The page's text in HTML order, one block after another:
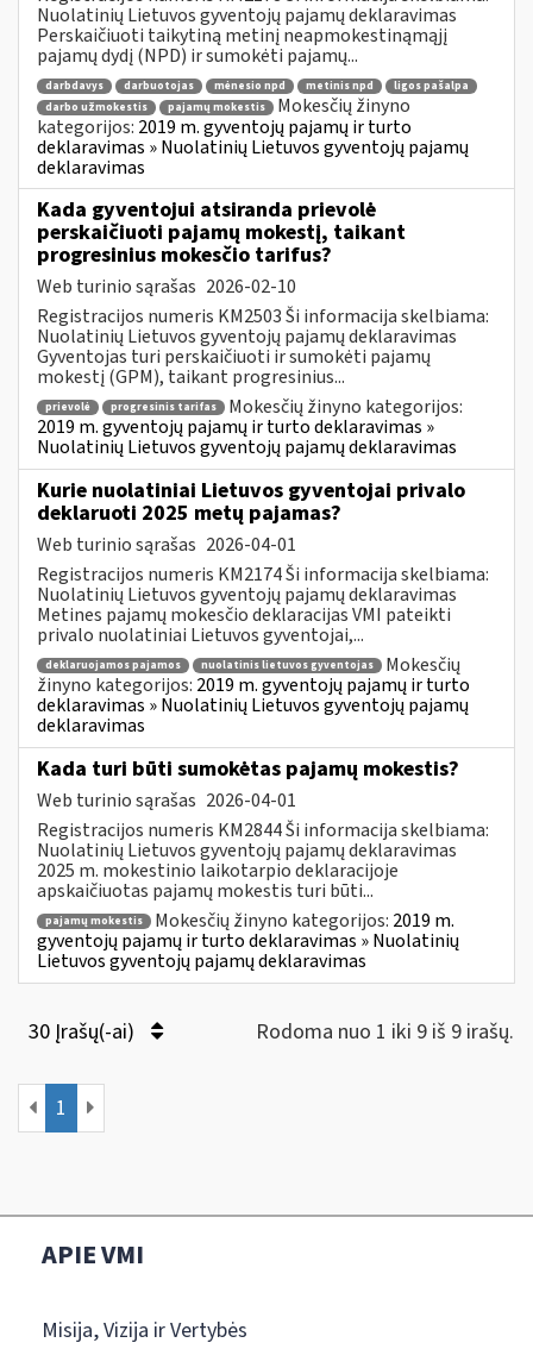
Nuolatinių Lietuvos gyventojų pajamų deklaravimas
Perskaičiuoti taikytiną metinį neapmokestinąmąjį
pajamų dydį (NPD) ir sumokėti pajamų...
darbdavys darbuotojas mėnesio npd metinis npd
ligos pašalpa
darbo užmokestis
pajamų mokestis
Mokesčių žinyno
kategorijos: 2019 m. gyventojų pajamų ir turto
deklaravimas » Nuolatinių Lietuvos gyventojų pajamų
deklaravimas
Kada gyventojui atsiranda prievolė
perskaičiuoti pajamų mokestį, taikant
progresinius mokesčio tarifus?
Web turinio sąrašas 2026-02-10
Registracijos numeris KM2503 Ši informacija skelbiama:
Nuolatinių Lietuvos gyventojų pajamų deklaravimas
Gyventojas turi perskaičiuoti ir sumokėti pajamų
mokestį (GPM), taikant progresinius...
prievolė progresinis tarifas
Mokesčių žinyno kategorijos:
2019 m. gyventojų pajamų ir turto deklaravimas »
Nuolatinių Lietuvos gyventojų pajamų deklaravimas
Kurie nuolatiniai Lietuvos gyventojai privalo
deklaruoti 2025 metų pajamas?
Web turinio sąrašas 2026-04-01
Registracijos numeris KM2174 Ši informacija skelbiama:
Nuolatinių Lietuvos gyventojų pajamų deklaravimas
Metines pajamų mokesčio deklaracijas VMI pateikti
privalo nuolatiniai Lietuvos gyventojai,...
deklaruojamos pajamos nuolatinis lietuvos gyventojas
Mokesčių
žinyno kategorijos: 2019 m. gyventojų pajamų ir turto
deklaravimas » Nuolatinių Lietuvos gyventojų pajamų
deklaravimas
Kada turi būti sumokėtas pajamų mokestis?
Web turinio sąrašas 2026-04-01
Registracijos numeris KM2844 Ši informacija skelbiama:
Nuolatinių Lietuvos gyventojų pajamų deklaravimas
2025 m. mokestinio laikotarpio deklaracijoje
apskaičiuotas pajamų mokestis turi būti...
pajamų mokestis Mokesčių žinyno kategorijos: 2019 m.
gyventojų pajamų ir turto deklaravimas » Nuolatinių
Lietuvos gyventojų pajamų deklaravimas
30 Įrašų(-ai) Rodoma nuo 1 iki 9 iš 9 irašų.
1
APIE VMI
Misija, Vizija ir Vertybės